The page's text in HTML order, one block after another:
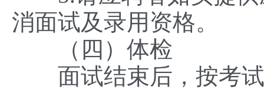
消面试及录用资格。
（四）体检
面试结束后，按考试